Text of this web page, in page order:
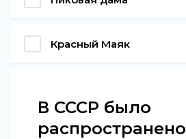
Красный Маяк
В СССР было
распространено